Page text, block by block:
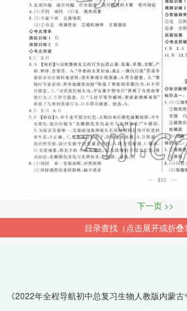
下一页 >>
目录查找（点击展开或折叠
《2022年全程导航初中总复习生物人教版内蒙古